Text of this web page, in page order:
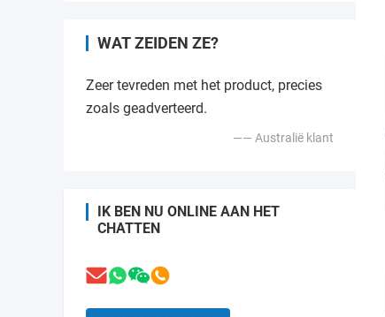
WAT ZEIDEN ZE?
Zeer tevreden met het product, precies
zoals geadverteerd.
—— Australië klant
IK BEN NU ONLINE AAN HET
CHATTEN